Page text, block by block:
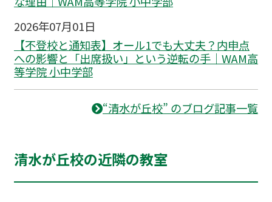
2026年07月01日
【不登校と通知表】オール1でも大丈夫？内申点
への影響と「出席扱い」という逆転の手｜WAM高
等学院 小中学部
“清水が丘校” のブログ記事一覧
清水が丘校の近隣の教室